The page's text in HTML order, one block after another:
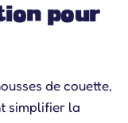
pour
de couette,
simplifier la